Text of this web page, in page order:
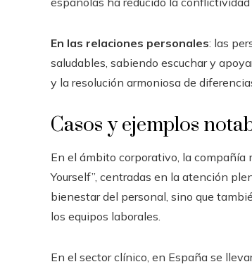
En las relaciones personales: las
saludables, sabiendo escuchar y
y la resolución armoniosa de
Casos y ejemplos
En el ámbito corporativo, la compañía
Yourself”, centradas en la atención
bienestar del personal, sino que
los equipos laborales.
En el sector clínico, en España se